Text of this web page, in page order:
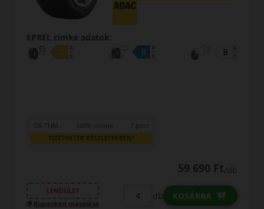
EPREL cimke adatok:
0% THM 100% online 7 perc
FIZETHETEK RÉSZLETEKBEN?
74 990 Ft/db
LENDÜLET
Kuponkód másolása
db KOSÁRBA